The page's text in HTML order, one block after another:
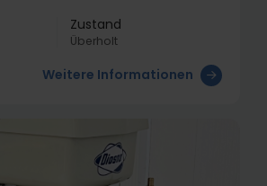
Zustand
Überholt
Weitere Informationen